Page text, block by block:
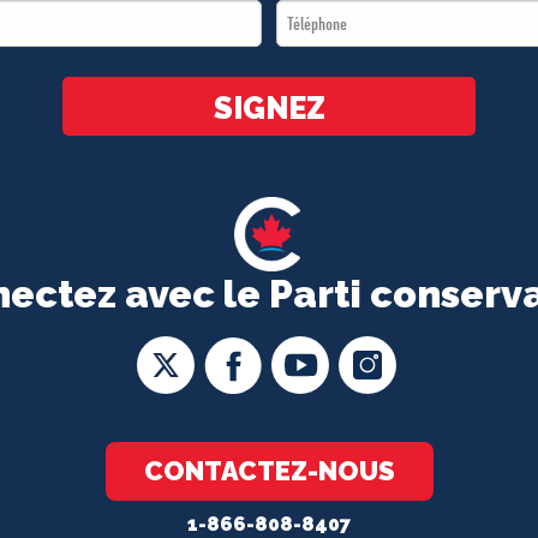
avec le Parti
CONTACTEZ-NOUS
1-866-808-8407
Téléphone
*
SIGNEZ